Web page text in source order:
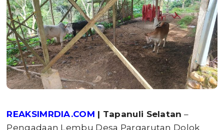
REAKSIMRDIA.COM | Tapanuli Selatan –
Pengadaan Lembu Desa Pargarutan Dolok